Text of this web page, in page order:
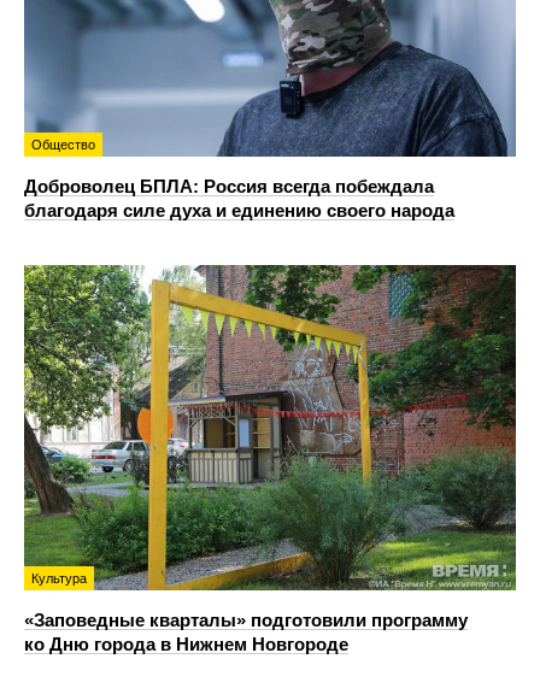
Общество
Доброволец БПЛА: Россия всегда побеждала
благодаря силе духа и единению своего народа
Культура
«Заповедные кварталы» подготовили программу
ко Дню города в Нижнем Новгороде